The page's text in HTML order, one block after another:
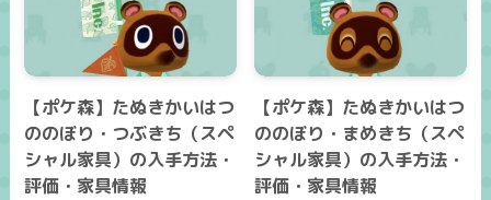
【ポケ森】たぬきかいはつ
ののぼり・つぶきち（スペ
シャル家具）の入手方法・
評価・家具情報
【ポケ森】たぬきかいはつ
ののぼり・まめきち（スペ
シャル家具）の入手方法・
評価・家具情報